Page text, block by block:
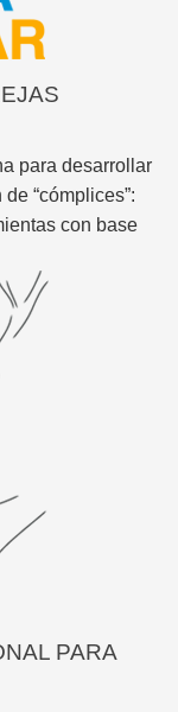
para desarrollar
“cómplices”:
con base
PARA